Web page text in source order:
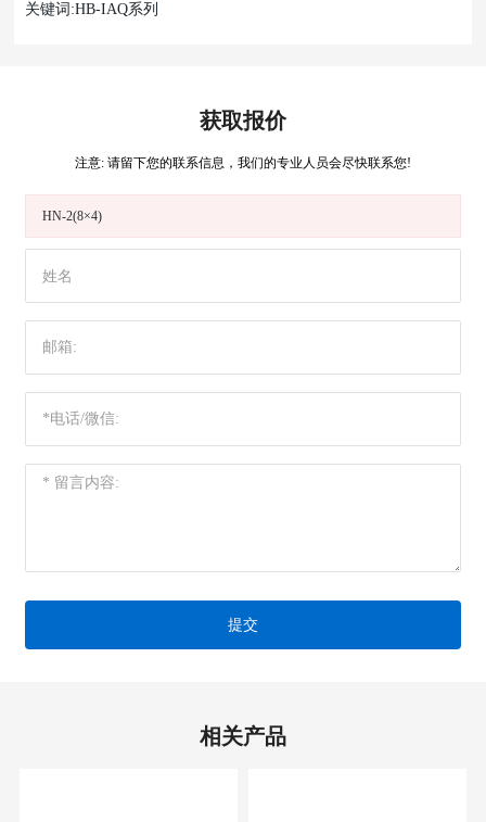
关键词:HB-IAQ系列
获取报价
注意: 请留下您的联系信息，我们的专业人员会尽快联系您!
HN-2(8×4)
提交
相关产品